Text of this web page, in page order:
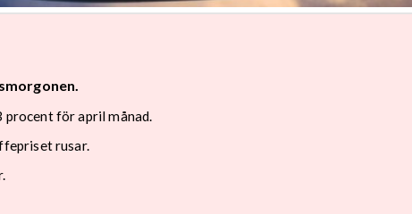
för april månad.
rusar.